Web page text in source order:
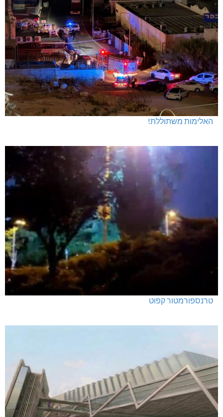
האלימות משתוללת!
טרנספורמטור קפוט